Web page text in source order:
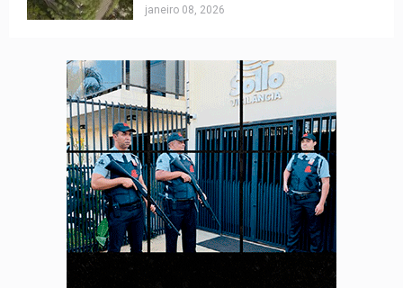
janeiro 08, 2026